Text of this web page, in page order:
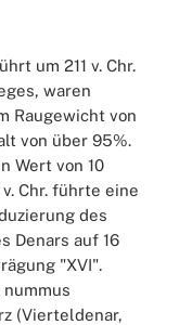
um 211 v. Chr.
waren
Raugewicht von
von über 95%.
Wert von 10
Chr. führte eine
des
Denars auf 16
"XVI".
(Vierteldenar,